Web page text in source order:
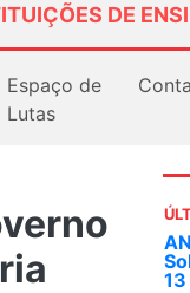
DE
Espaço de
Lutas